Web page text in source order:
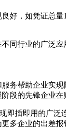
好，如凭证总
同行业的广泛
务帮助企业实
段的先锋企业
即插即用的广
多企业的出差报